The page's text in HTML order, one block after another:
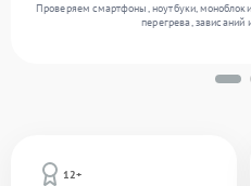
12+
Проверяем смартфоны, ноутбуки,
перегрева,